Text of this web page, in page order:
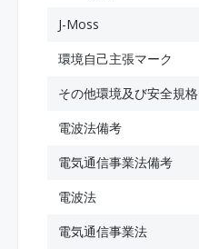
J-Moss
環境自己主張マーク
その他環境及び安全規格
電波法備考
電気通信事業法備考
電波法
電気通信事業法